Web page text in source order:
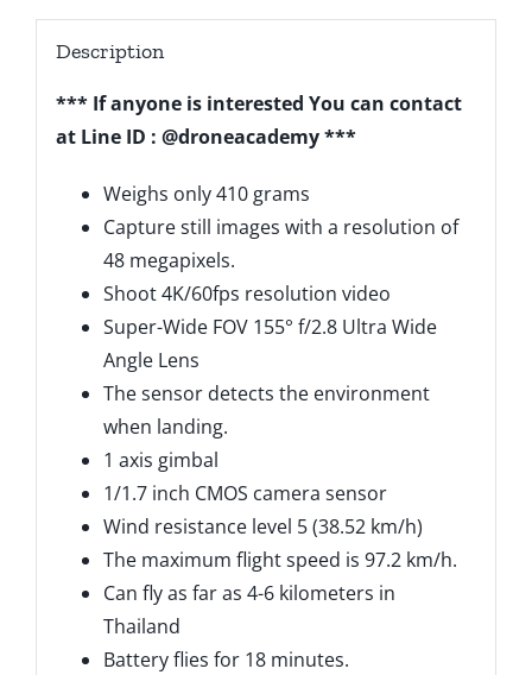
Description
*** If anyone is interested You can contact
at Line ID : @droneacademy ***
Weighs only 410 grams
Capture still images with a resolution of
48 megapixels.
Shoot 4K/60fps resolution video
Super-Wide FOV 155° f/2.8 Ultra Wide
Angle Lens
The sensor detects the environment
when landing.
1 axis gimbal
1/1.7 inch CMOS camera sensor
Wind resistance level 5 (38.52 km/h)
The maximum flight speed is 97.2 km/h.
Can fly as far as 4-6 kilometers in
Thailand
Battery flies for 18 minutes.